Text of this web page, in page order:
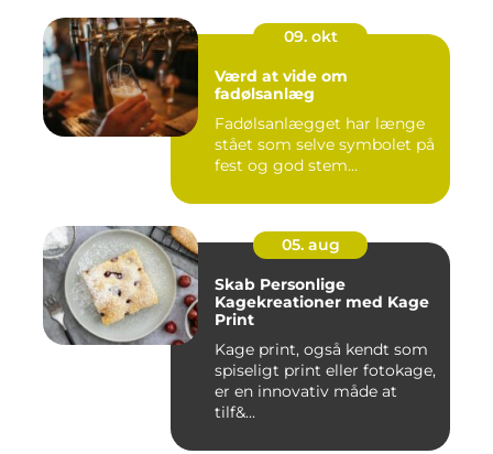
09. okt
Værd at vide om
fadølsanlæg
Fadølsanlægget har længe
stået som selve symbolet på
fest og god stem...
05. aug
Skab Personlige
Kagekreationer med Kage
Print
Kage print, også kendt som
spiseligt print eller fotokage,
er en innovativ måde at
tilf&...